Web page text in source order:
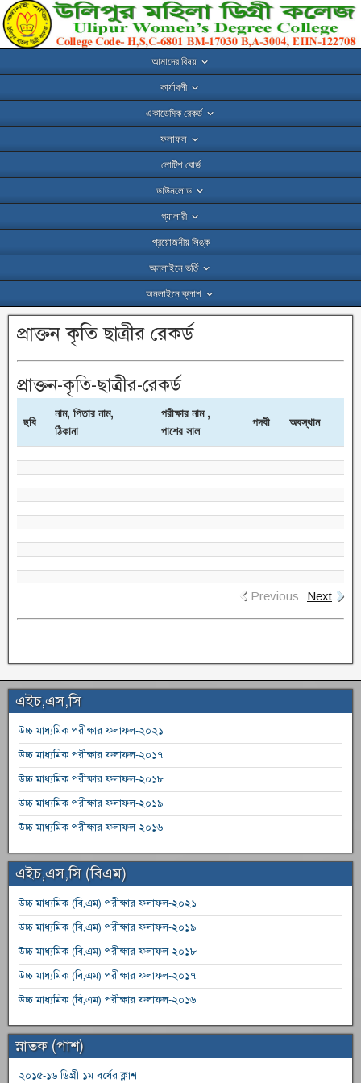
আমাদের বিষয়
কার্যাবলী
একাডেমিক রেকর্ড
ফলাফল
নোটিশ বোর্ড
ডাউনলোড
গ্যালারী
প্রয়োজনীয় লিঙ্ক
অনলাইনে ভর্তি
অনলাইনে ক্লাশ
প্রাক্তন কৃতি ছাত্রীর রেকর্ড
প্রাক্তন-কৃতি-ছাত্রীর-রেকর্ড
ছবি
নাম, পিতার নাম,
ঠিকানা
পরীক্ষার নাম ,
পাশের সাল
পদবী অবস্থান
Previous Next
এইচ,এস,সি
উচ্চ মাধ্যমিক পরীক্ষার ফলাফল-২০২১
উচ্চ মাধ্যমিক পরীক্ষার ফলাফল-২০১৭
উচ্চ মাধ্যমিক পরীক্ষার ফলাফল-২০১৮
উচ্চ মাধ্যমিক পরীক্ষার ফলাফল-২০১৯
উচ্চ মাধ্যমিক পরীক্ষার ফলাফল-২০১৬
এইচ,এস,সি (বিএম)
উচ্চ মাধ্যমিক (বি,এম) পরীক্ষার ফলাফল-২০২১
উচ্চ মাধ্যমিক (বি,এম) পরীক্ষার ফলাফল-২০১৯
উচ্চ মাধ্যমিক (বি,এম) পরীক্ষার ফলাফল-২০১৮
উচ্চ মাধ্যমিক (বি,এম) পরীক্ষার ফলাফল-২০১৭
উচ্চ মাধ্যমিক (বি,এম) পরীক্ষার ফলাফল-২০১৬
স্নাতক (পাশ)
২০১৫-১৬ ডিগ্রী ১ম বর্ষের ক্লাশ